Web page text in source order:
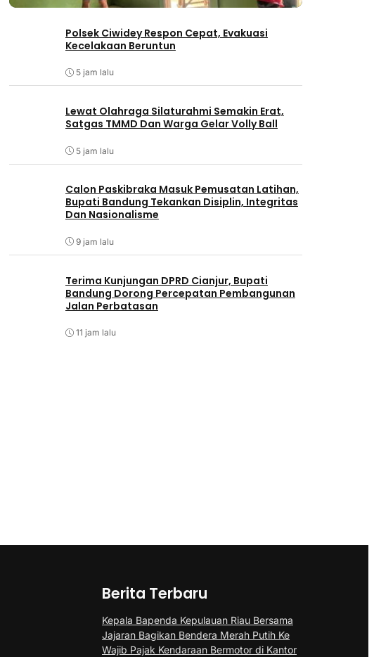
Polsek Ciwidey Respon Cepat, Evakuasi
Kecelakaan Beruntun
5 jam lalu
Lewat Olahraga Silaturahmi Semakin Erat,
Satgas TMMD Dan Warga Gelar Volly Ball
5 jam lalu
Calon Paskibraka Masuk Pemusatan Latihan,
Bupati Bandung Tekankan Disiplin, Integritas
Dan Nasionalisme
9 jam lalu
Terima Kunjungan DPRD Cianjur, Bupati
Bandung Dorong Percepatan Pembangunan
Jalan Perbatasan
11 jam lalu
Berita Terbaru
Kepala Bapenda Kepulauan Riau Bersama
Jajaran Bagikan Bendera Merah Putih Ke
Wajib Pajak Kendaraan Bermotor di Kantor